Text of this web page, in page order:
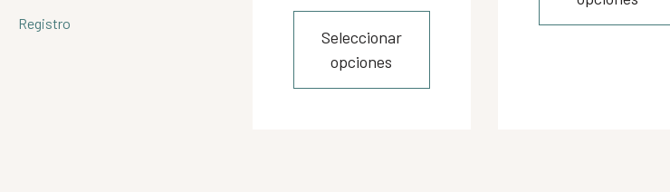
Registro
Seleccionar
opciones